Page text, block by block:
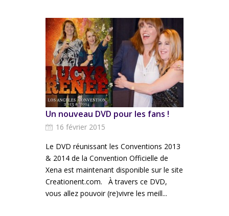
Un nouveau DVD pour les fans !
16 février 2015
Le DVD réunissant les Conventions 2013
& 2014 de la Convention Officielle de
Xena est maintenant disponible sur le site
Creationent.com. À travers ce DVD,
vous allez pouvoir (re)vivre les meill...